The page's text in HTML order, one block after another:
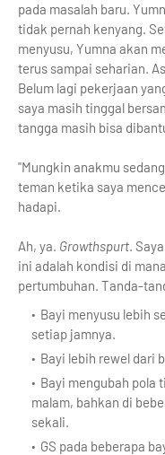
pada masalah baru.
tidak pernah kenyang.
menyusu, Yumna akan
terus sampai seharian.
Belum lagi pekerjaan
saya masih tinggal
tangga masih bisa
"Mungkin anakmu sedang
teman ketika saya
hadapi.
Ah, ya. Growthspurt.
ini adalah kondisi di
pertumbuhan. Tanda-
Bayi menyusu lebih
setiap jamnya.
Bayi lebih rewel dari
Bayi mengubah pola
malam, bahkan di
sekali.
GS pada beberapa